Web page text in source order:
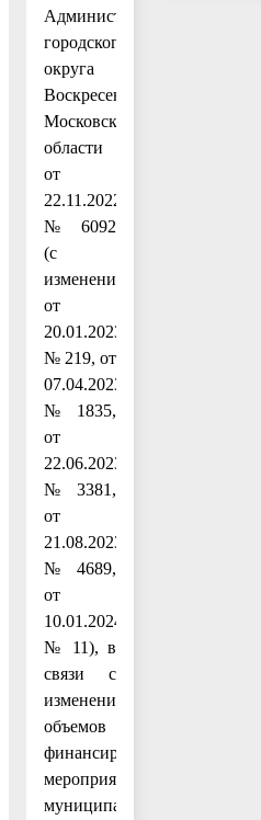
Администрации
городского
округа
Воскресенск
Московской
области
от
22.11.2022
№ 6092
(с
изменениями
от
20.01.2023
№ 219, от
07.04.2023
№ 1835,
от
22.06.2023
№ 3381,
от
21.08.2023
№ 4689,
от
10.01.2024
№ 11), в
связи с
изменением
объемов
финансирования
мероприятий
муниципальной